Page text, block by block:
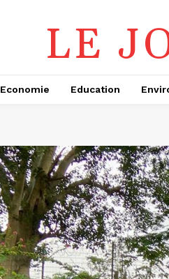
LE
Economie Education